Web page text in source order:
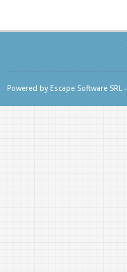
Powered by Escape Software SRL -